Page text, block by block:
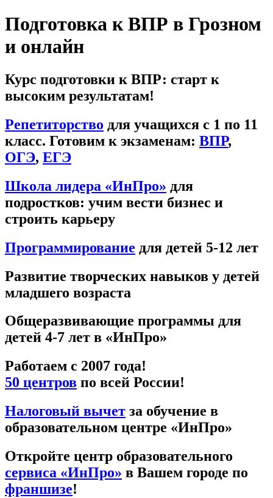
Подготовка к ВПР в Грозном
и онлайн
Курс подготовки к ВПР: старт к
высоким результатам!
Репетиторство для учащихся с 1 по 11
класс. Готовим к экзаменам: ВПР,
ОГЭ, ЕГЭ
Школа лидера «ИнПро» для
подростков: учим вести бизнес и
строить карьеру
Программирование для детей 5-12 лет
Развитие творческих навыков у детей
младшего возраста
Общеразвивающие программы для
детей 4-7 лет в «ИнПро»
Работаем с 2007 года!
50 центров по всей России!
Налоговый вычет за обучение в
образовательном центре «ИнПро»
Откройте центр образовательного
сервиса «ИнПро» в Вашем городе по
франшизе!